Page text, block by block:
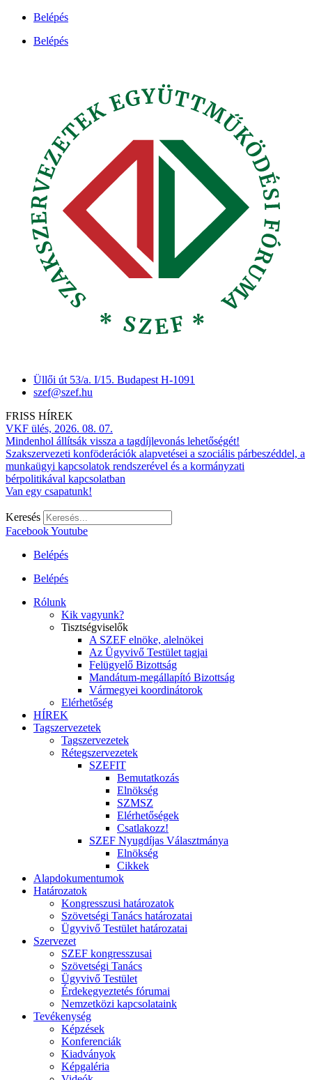
Ugrás
tartalomhoz
Belépés
Belépés
Üllői út 53/a. I/15. Budapest H-1091
szef@szef.hu
FRISS HÍREK
VKF ülés, 2026. 08. 07.
Mindenhol állítsák vissza a tagdíjlevonás lehetőségét!
Szakszervezeti konföderációk alapvetései a szociális párbeszéddel, a
munkaügyi kapcsolatok rendszerével és a kormányzati
bérpolitikával kapcsolatban
Van egy csapatunk!
Keresés
FacebookYoutube
Belépés
Belépés
Rólunk
Kik vagyunk?
Tisztségviselők
A SZEF elnöke, alelnökei
Az Ügyvivő Testület tagjai
Felügyelő Bizottság
Mandátum-megállapító Bizottság
Vármegyei koordinátorok
Elérhetőség
HÍREK
Tagszervezetek
Tagszervezetek
Rétegszervezetek
SZEFIT
Bemutatkozás
Elnökség
SZMSZ
Elérhetőségek
Csatlakozz!
SZEF Nyugdíjas Választmánya
Elnökség
Cikkek
Alapdokumentumok
Határozatok
Kongresszusi határozatok
Szövetségi Tanács határozatai
Ügyvivő Testület határozatai
Szervezet
SZEF kongresszusai
Szövetségi Tanács
Ügyvivő Testület
Érdekegyeztetés fórumai
Nemzetközi kapcsolataink
Tevékenység
Képzések
Konferenciák
Kiadványok
Képgaléria